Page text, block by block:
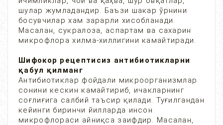
шулар жумладандир. Баъзи шакар ўрнини
босувчилар хам зарарли хисобланади.
Масалан, сукралоза, аспартам ва сахарин
микрофлора хилма-хиллигини камайтиради.
Шифокор рецептисиз антибиотикларни
қабул қилманг
Антибиотиклар фойдали микроорганизмлар
сонини кескин камайтириб, ичакларнинг
соғлиғига салбий таъсир қилади. Туғилгандан
кейинги биринчи йилларда инсон
микрофлораси айниқса заифдир. Масалан,